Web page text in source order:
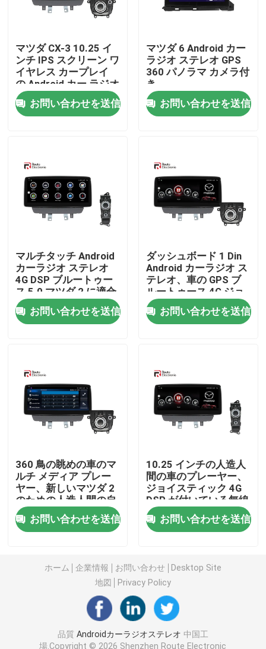
製品
企業情報
品質管理
ニュース
すべての場合
Androidカーラジオステレオ
マツダ車のステレオ
OEMのカー ラジオ
カープレイ AI箱
車のビデオ インターフェイス
車のダッシュ カムDVR
360 パノラマ車載カメラ
マツダ CX-3 10.25 イ
ンチ IPS スクリーン ワ
イヤレス カープレイ
の Android カー ラジオ
ステレオ
お問い合わせを送信
マツダ 6 Android カー
ラジオ ステレオ GPS
360 パノラマ カメラ付
き
お問い合わせを送信
マルチタッチ Android
カーラジオ ステレオ
4G DSP ブルートゥー
ス 5.0 マツダ 2 に適合
お問い合わせを送信
ダッシュボード 1 Din
Android カーラジオ ス
テレオ、車の GPS ブ
ルートゥース 4G ジョ
イスティック付き
お問い合わせを送信
360 鳥の眺めの車のマ
ルチ メディア プレー
ヤー、新しいマツダ 2
のための人造人間の自
動ヘッド ユニット
お問い合わせを送信
10.25 インチの人造人
間の車のプレーヤー、
ジョイスティック 4G
DSP が付いている無線
人造人間の自動ヘッド
ユニット
お問い合わせを送信
ホーム 企業情報 お問い合わせ
Desktop Site
地図
Privacy Policy
品質 Androidカーラジオステレオ 中国工
場.Copyright © 2026 Shenzhen Route Electronic